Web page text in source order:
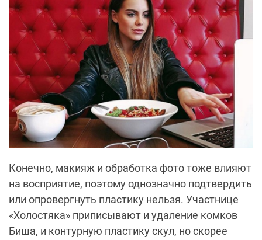
Конечно, макияж и обработка фото тоже влияют
на восприятие, поэтому однозначно подтвердить
или опровергнуть пластику нельзя. Участнице
«Холостяка» приписывают и удаление комков
Биша, и контурную пластику скул, но скорее